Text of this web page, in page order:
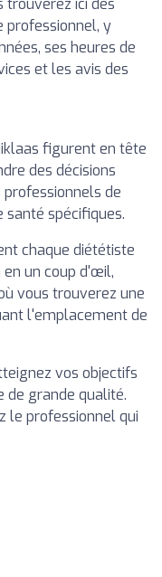
professionnel, y
ses heures de
et les avis des
figurent en tête
des décisions
de
santé spécifiques.
chaque diététiste
un coup d'œil,
vous trouverez une
l'emplacement de
vos objectifs
de grande qualité.
le professionnel qui